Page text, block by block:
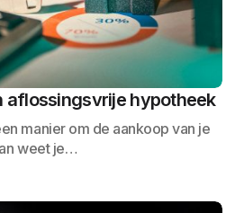
aflossingsvrije hypotheek
manier om de aankoop van je
weet je…